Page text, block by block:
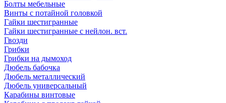
Болты мебельные
Винты с потайной головкой
Гайки шестигранные
Гайки шестигранные с нейлон. вст.
Гвозди
Грибки
Грибки на дымоход
Дюбель бабочка
Дюбель металлический
Дюбель универсальный
Карабины винтовые